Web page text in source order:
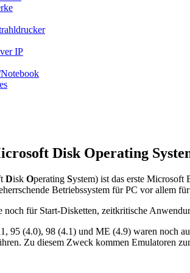
IP
Disk Operating
Disk Operating System) ist das erste Microsoft
Betriebssystem für PC vor allem
für Start-Disketten, zeitkritische
95 (4.0), 98 (4.1) und ME (4.9) waren noch
Zu diesem Zweck kommen Emulatoren